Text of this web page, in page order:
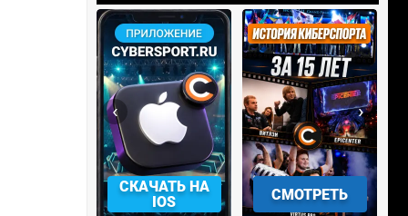
СМОТРЕТЬ УЧАСТВОВАТЬ
‹ ›